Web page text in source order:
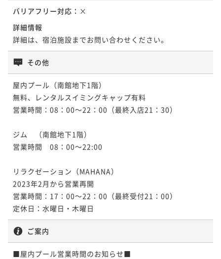
バリアフリー対応： ×
詳細情報
詳細は、宿泊施設までお問い合わせください。
その他
屋内プール（南館地下1階）
無料、レンタルスイミングキャップ有料
営業時間：08：00～22：00（最終入店21：30）
ジム　（南館地下1階）
営業時間　08：00～22:00
リラクゼーション（MAHANA）
2023年2月から営業再開
営業時間：17：00～22：00（最終受付21：00）
定休日：水曜日・木曜日
ご案内
■屋内プール営業時間のお知らせ■